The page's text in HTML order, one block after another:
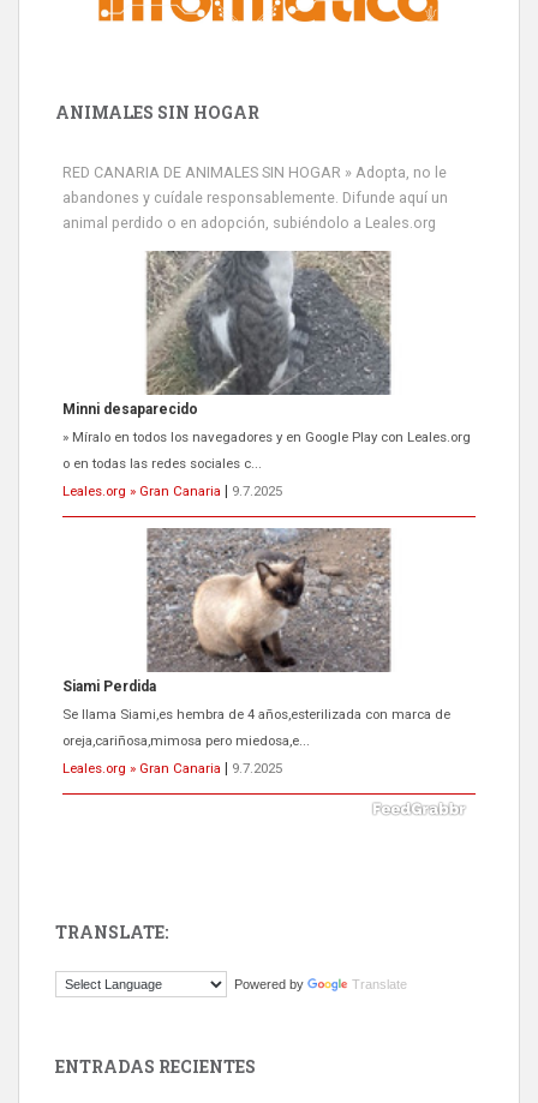
ANIMALES SIN HOGAR
RED CANARIA DE ANIMALES SIN HOGAR » Adopta, no le
abandones y cuídale responsablemente. Difunde aquí un
animal perdido o en adopción, subiéndolo a Leales.org
Minni desaparecido
» Míralo en todos los navegadores y en Google Play con Leales.org
o en todas las redes sociales c...
Leales.org » Gran Canaria
9.7.2025
Siami Perdida
Se llama Siami,es hembra de 4 años,esterilizada con marca de
oreja,cariñosa,mimosa pero miedosa,e...
Leales.org » Gran Canaria
9.7.2025
El ayuntamiento se va a llevar a Los Gatos callejeros de la zona los
TRANSLATE:
Powered by Translate
ENTRADAS RECIENTES